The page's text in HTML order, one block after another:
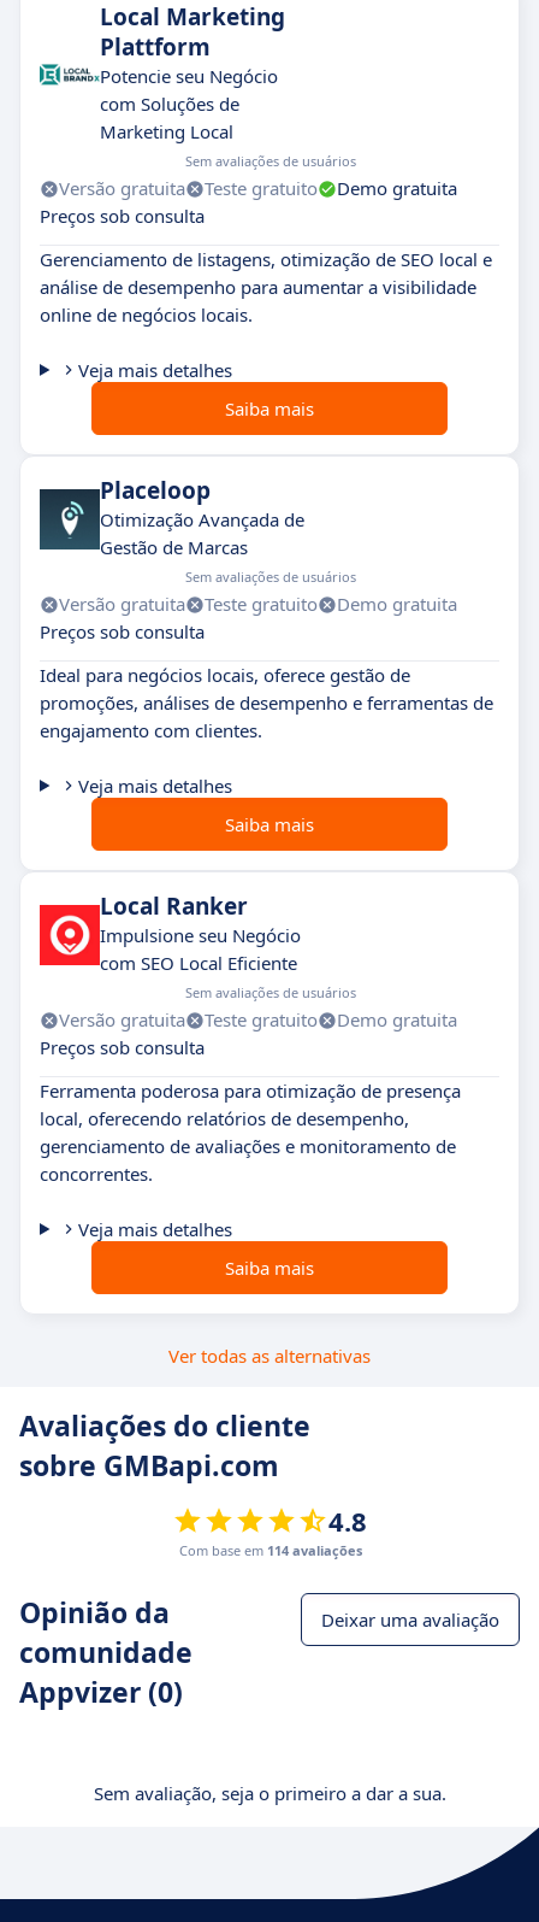
Local Marketing
Plattform
Potencie seu Negócio
com Soluções de
Marketing Local
Sem avaliações de usuários
Versão gratuita Teste gratuito
Demo gratuita
Preços sob consulta
Gerenciamento de listagens, otimização de SEO local e
análise de desempenho para aumentar a visibilidade
online de negócios locais.
Veja mais detalhes
Saiba mais
Placeloop
Otimização Avançada de
Gestão de Marcas
Sem avaliações de usuários
Versão gratuita Teste gratuito
Demo gratuita
Preços sob consulta
Ideal para negócios locais, oferece gestão de
promoções, análises de desempenho e ferramentas de
engajamento com clientes.
Veja mais detalhes
Saiba mais
Local Ranker
Impulsione seu Negócio
com SEO Local Eficiente
Sem avaliações de usuários
Versão gratuita Teste gratuito
Demo gratuita
Preços sob consulta
Ferramenta poderosa para otimização de presença
local, oferecendo relatórios de desempenho,
gerenciamento de avaliações e monitoramento de
concorrentes.
Veja mais detalhes
Saiba mais
Ver todas as alternativas
Avaliações do cliente
sobre GMBapi.com
4.8
Com base em 114 avaliações
Opinião da
comunidade
Appvizer (0)
Deixar uma avaliação
Sem avaliação, seja o primeiro a dar a sua.